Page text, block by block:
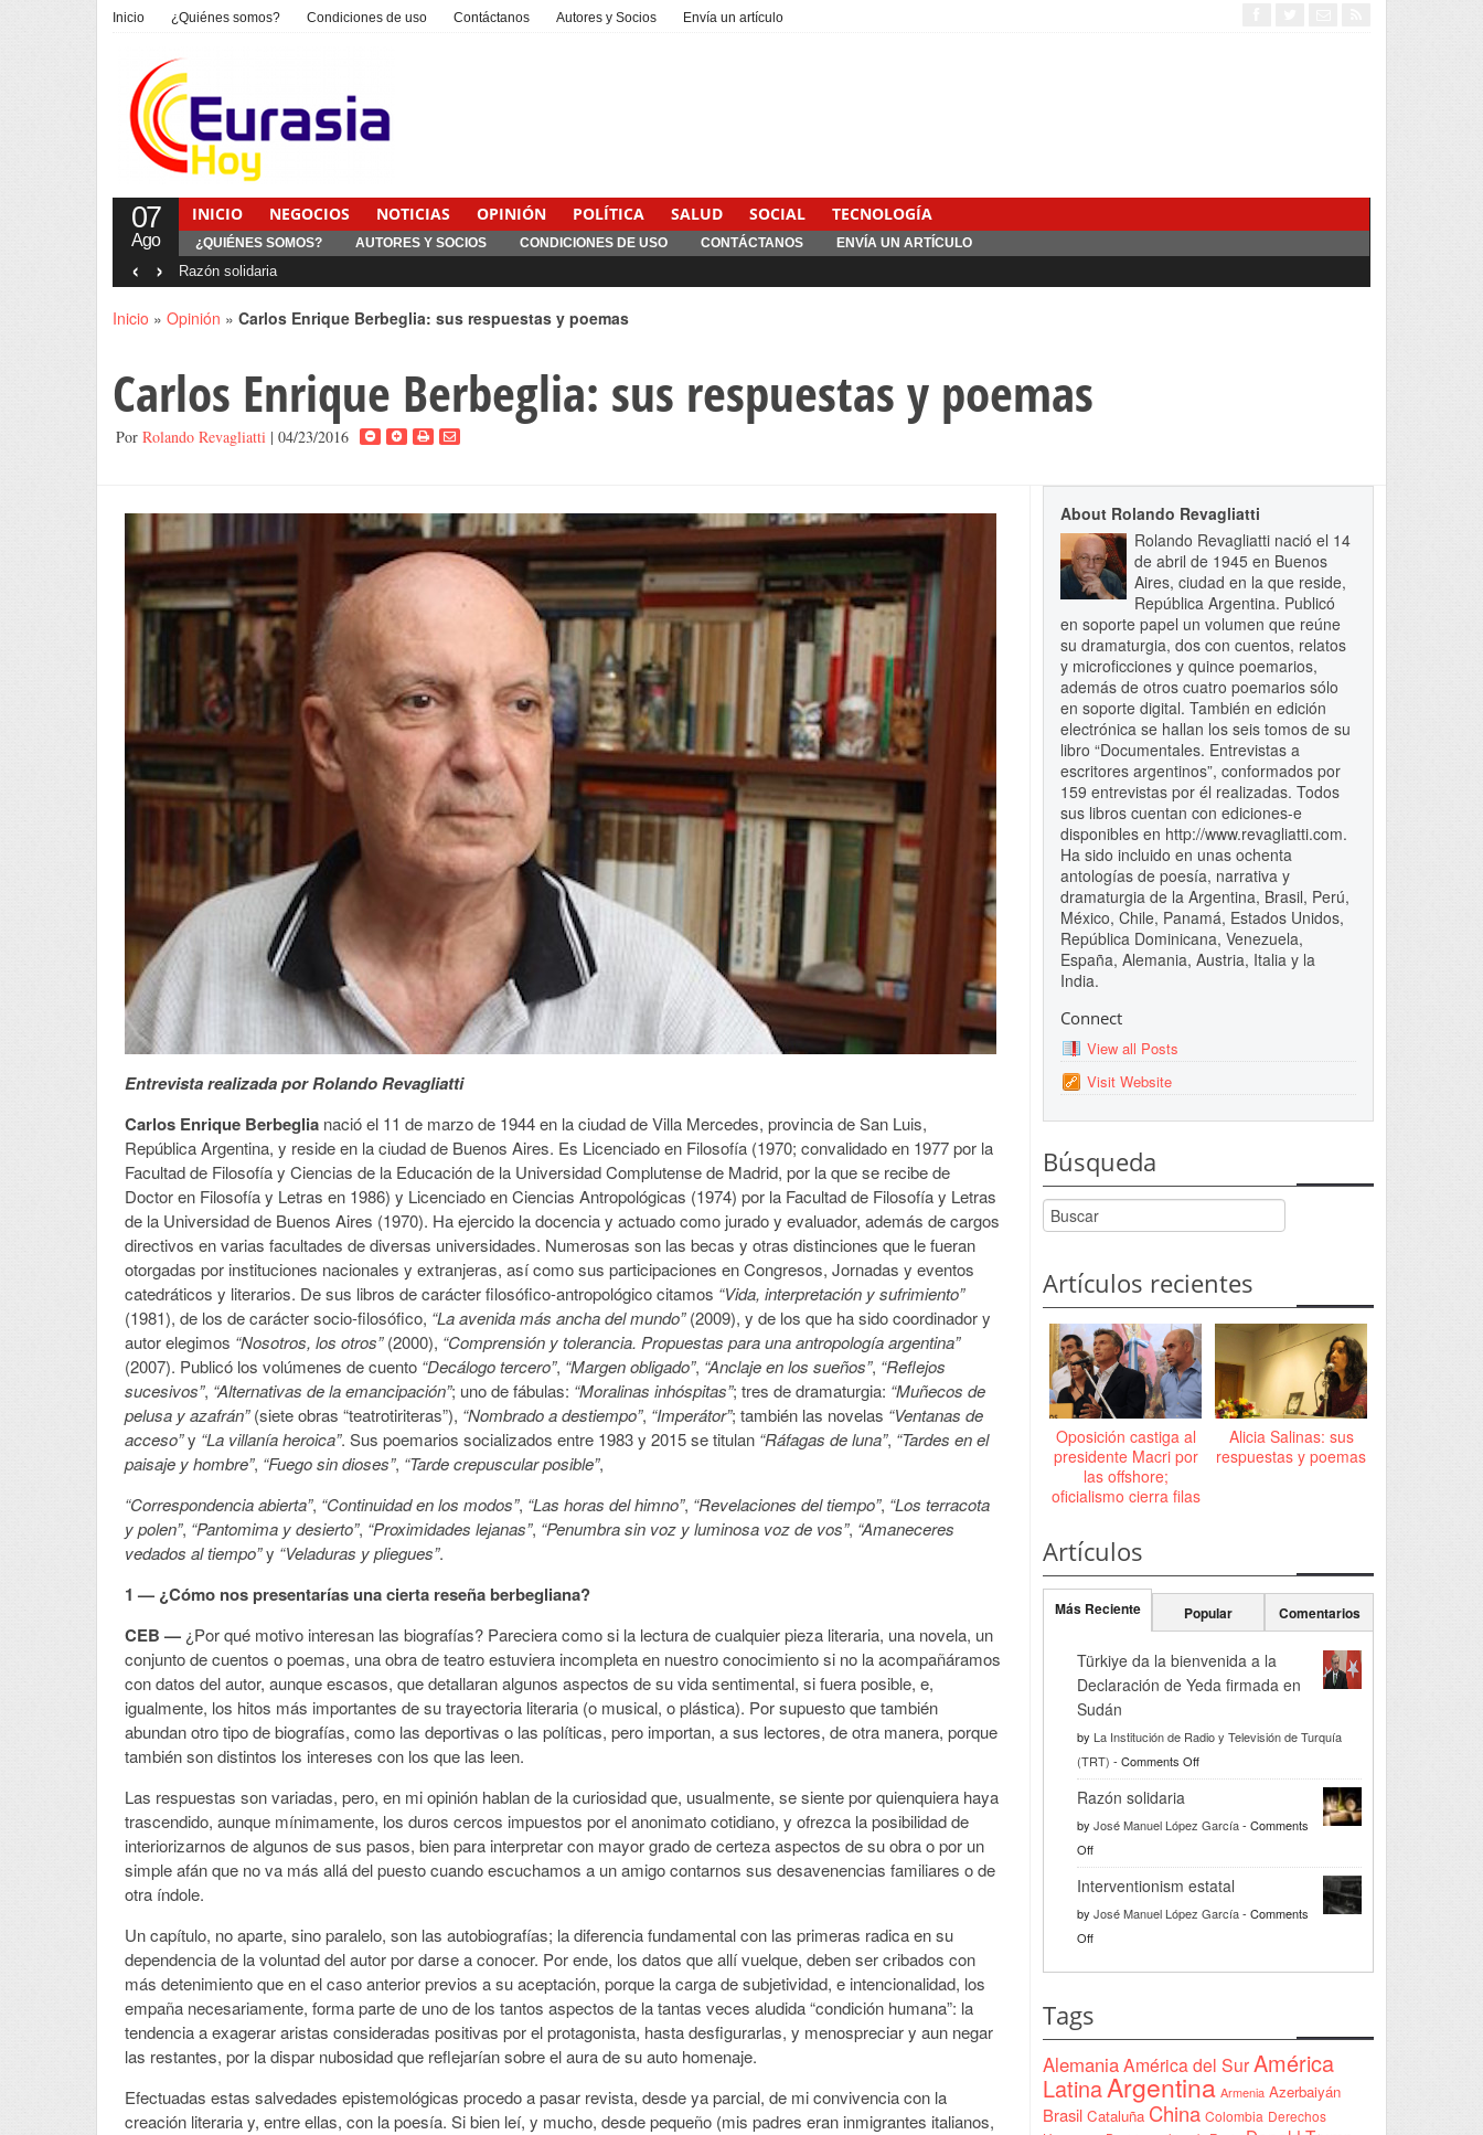
Inicio ¿Quiénes somos? Condiciones de uso Contáctanos Autores y Socios Envía un artículo
07
Ago
INICIO NEGOCIOS NOTICIAS OPINIÓN POLÍTICA SALUD SOCIAL TECNOLOGÍA
¿QUIÉNES SOMOS? AUTORES Y SOCIOS CONDICIONES DE USO CONTÁCTANOS ENVÍA UN ARTÍCULO
Interventionism estatal
‹ ›
Inicio » Opinión » Carlos Enrique Berbeglia: sus respuestas y poemas
Carlos Enrique Berbeglia: sus respuestas y poemas
Por Rolando Revagliatti | 04/23/2016
Entrevista realizada por Rolando Revagliatti
Carlos Enrique Berbeglia nació el 11 de marzo de 1944 en la ciudad de Villa Mercedes, provincia de San Luis,
República Argentina, y reside en la ciudad de Buenos Aires. Es Licenciado en Filosofía (1970; convalidado en 1977 por la
Facultad de Filosofía y Ciencias de la Educación de la Universidad Complutense de Madrid, por la que se recibe de
Doctor en Filosofía y Letras en 1986) y Licenciado en Ciencias Antropológicas (1974) por la Facultad de Filosofía y Letras
de la Universidad de Buenos Aires (1970). Ha ejercido la docencia y actuado como jurado y evaluador, además de cargos
directivos en varias facultades de diversas universidades. Numerosas son las becas y otras distinciones que le fueran
otorgadas por instituciones nacionales y extranjeras, así como sus participaciones en Congresos, Jornadas y eventos
catedráticos y literarios. De sus libros de carácter filosófico-antropológico citamos “Vida, interpretación y sufrimiento”
(1981), de los de carácter socio-filosófico, “La avenida más ancha del mundo”(2009), y de los que ha sido coordinador y
autor elegimos “Nosotros, los otros”(2000), “Comprensión y tolerancia. Propuestas para una antropología argentina”
(2007). Publicó los volúmenes de cuento “Decálogo tercero”, “Margen obligado”, “Anclaje en los sueños”, “Reflejos
sucesivos”, “Alternativas de la emancipación”; uno de fábulas: “Moralinas inhóspitas”; tres de dramaturgia: “Muñecos de
pelusa y azafrán”(siete obras “teatrotiriteras”), “Nombrado a destiempo”, “Imperátor”; también las novelas “Ventanas de
acceso”y “La villanía heroica”. Sus poemarios socializados entre 1983 y 2015 se titulan “Ráfagas de luna”, “Tardes en el
paisaje y hombre”, “Fuego sin dioses”, “Tarde crepuscular posible”,
“Correspondencia abierta”, “Continuidad en los modos”, “Las horas del himno”, “Revelaciones del tiempo”, “Los terracota
y polen”, “Pantomima y desierto”, “Proximidades lejanas”, “Penumbra sin voz y luminosa voz de vos”, “Amaneceres
vedados al tiempo”y “Veladuras y pliegues”.
1 — ¿Cómo nos presentarías una cierta reseña berbegliana?
CEB — ¿Por qué motivo interesan las biografías? Pareciera como si la lectura de cualquier pieza literaria, una novela, un
conjunto de cuentos o poemas, una obra de teatro estuviera incompleta en nuestro conocimiento si no la acompañáramos
con datos del autor, aunque escasos, que detallaran algunos aspectos de su vida sentimental, si fuera posible, e,
igualmente, los hitos más importantes de su trayectoria literaria (o musical, o plástica). Por supuesto que también
abundan otro tipo de biografías, como las deportivas o las políticas, pero importan, a sus lectores, de otra manera, porque
también son distintos los intereses con los que las leen.
Las respuestas son variadas, pero, en mi opinión hablan de la curiosidad que, usualmente, se siente por quienquiera haya
trascendido, aunque mínimamente, los duros cercos impuestos por el anonimato cotidiano, y ofrezca la posibilidad de
interiorizarnos de algunos de sus pasos, bien para interpretar con mayor grado de certeza aspectos de su obra o por un
simple afán que no va más allá del puesto cuando escuchamos a un amigo contarnos sus desavenencias familiares o de
otra índole.
Un capítulo, no aparte, sino paralelo, son las autobiografías; la diferencia fundamental con las primeras radica en su
dependencia de la voluntad del autor por darse a conocer. Por ende, los datos que allí vuelque, deben ser cribados con
más detenimiento que en el caso anterior previos a su aceptación, porque la carga de subjetividad, e intencionalidad, los
empaña necesariamente, forma parte de uno de los tantos aspectos de la tantas veces aludida “condición humana”: la
tendencia a exagerar aristas consideradas positivas por el protagonista, hasta desfigurarlas, y menospreciar y aun negar
las restantes, por la dispar nubosidad que reflejarían sobre el aura de su auto homenaje.
Efectuadas estas salvedades epistemológicas procedo a pasar revista, desde ya parcial, de mi convivencia con la
creación literaria y, entre ellas, con la poesía. Si bien leí, y mucho, desde pequeño (mis padres eran inmigrantes italianos,
About Rolando Revagliatti
Rolando Revagliatti nació el 14
de abril de 1945 en Buenos
Aires, ciudad en la que reside,
República Argentina. Publicó
en soporte papel un volumen que reúne
su dramaturgia, dos con cuentos, relatos
y microficciones y quince poemarios,
además de otros cuatro poemarios sólo
en soporte digital. También en edición
electrónica se hallan los seis tomos de su
libro “Documentales. Entrevistas a
escritores argentinos”, conformados por
159 entrevistas por él realizadas. Todos
sus libros cuentan con ediciones-e
disponibles en http://www.revagliatti.com.
Ha sido incluido en unas ochenta
antologías de poesía, narrativa y
dramaturgia de la Argentina, Brasil, Perú,
México, Chile, Panamá, Estados Unidos,
República Dominicana, Venezuela,
España, Alemania, Austria, Italia y la
India.
Connect
View all Posts
Visit Website
Búsqueda
Artículos recientes
Oposición castiga al
presidente Macri por
las offshore;
oficialismo cierra filas
Alicia Salinas: sus
respuestas y poemas
Artículos
Más Reciente Popular Comentarios
Türkiye da la bienvenida a la
Declaración de Yeda firmada en
Sudán
by La Institución de Radio y Televisión de Turquía
(TRT) - Comments Offon
Türkiye
la
a
Yeda
Razón solidaria
by José Manuel López García- Comments
Offon
Razón
solidaria
Interventionism estatal
by José Manuel López García- Comments
Offon
Tags
AlemaniaAmérica del SurAmérica
LatinaArgentina Armenia Azerbaiyán
Brasil Cataluña China Colombia Derechos